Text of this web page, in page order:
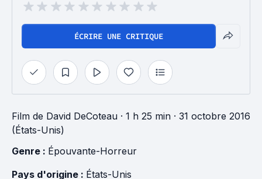
ÉCRIRE UNE CRITIQUE
Film de David DeCoteau · 1 h 25 min · 31 octobre 2016
(États-Unis)
Genre : Épouvante-Horreur
Pays d'origine : États-Unis